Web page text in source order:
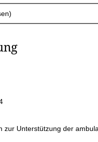
Unterstützung der